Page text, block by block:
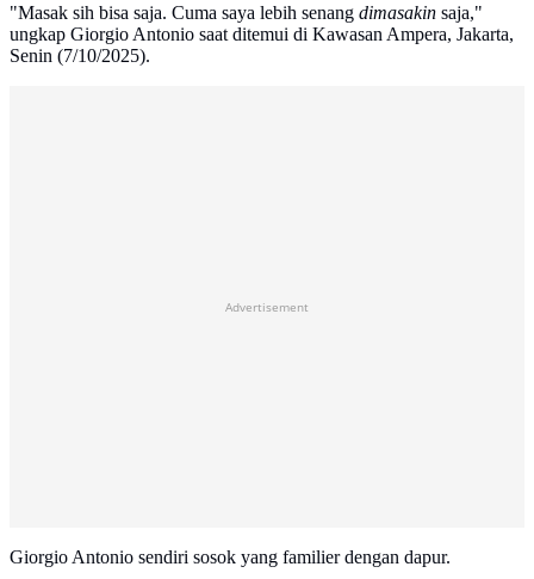
"Masak sih bisa saja. Cuma saya lebih senang dimasakin saja,"
ungkap Giorgio Antonio saat ditemui di Kawasan Ampera, Jakarta,
Senin (7/10/2025).
Advertisement
Giorgio Antonio sendiri sosok yang familier dengan dapur.